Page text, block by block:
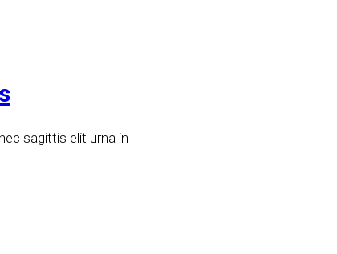
sagittis elit urna in